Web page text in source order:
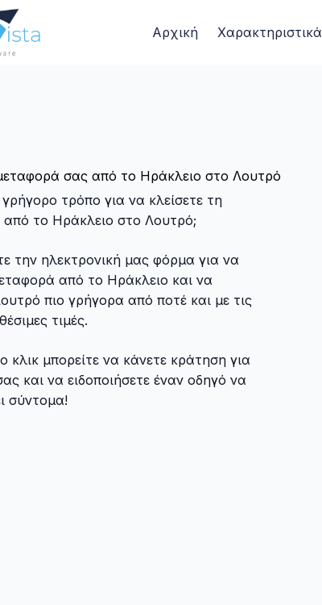
Αρχική Χαρακτηριστικά
σας από το Ηράκλειο στο Λουτρό
τρόπο για να κλείσετε τη
το Ηράκλειο στο Λουτρό;
την ηλεκτρονική μας φόρμα για να
από το Ηράκλειο και να
πιο γρήγορα από ποτέ και με τις
τιμές.
κλικ μπορείτε να κάνετε κράτηση για
και να ειδοποιήσετε έναν οδηγό να
σύντομα!